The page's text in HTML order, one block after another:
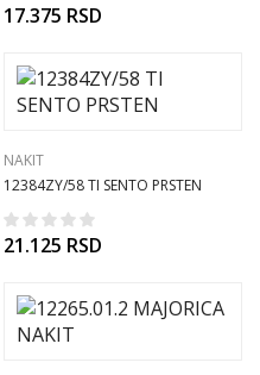
17.375 RSD
NAKIT
12384ZY/58 TI SENTO PRSTEN
21.125 RSD